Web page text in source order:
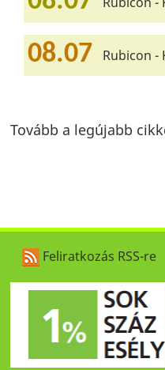
08.07 Rubicon -
Tovább a legújabb
Feliratkozás RSS-re